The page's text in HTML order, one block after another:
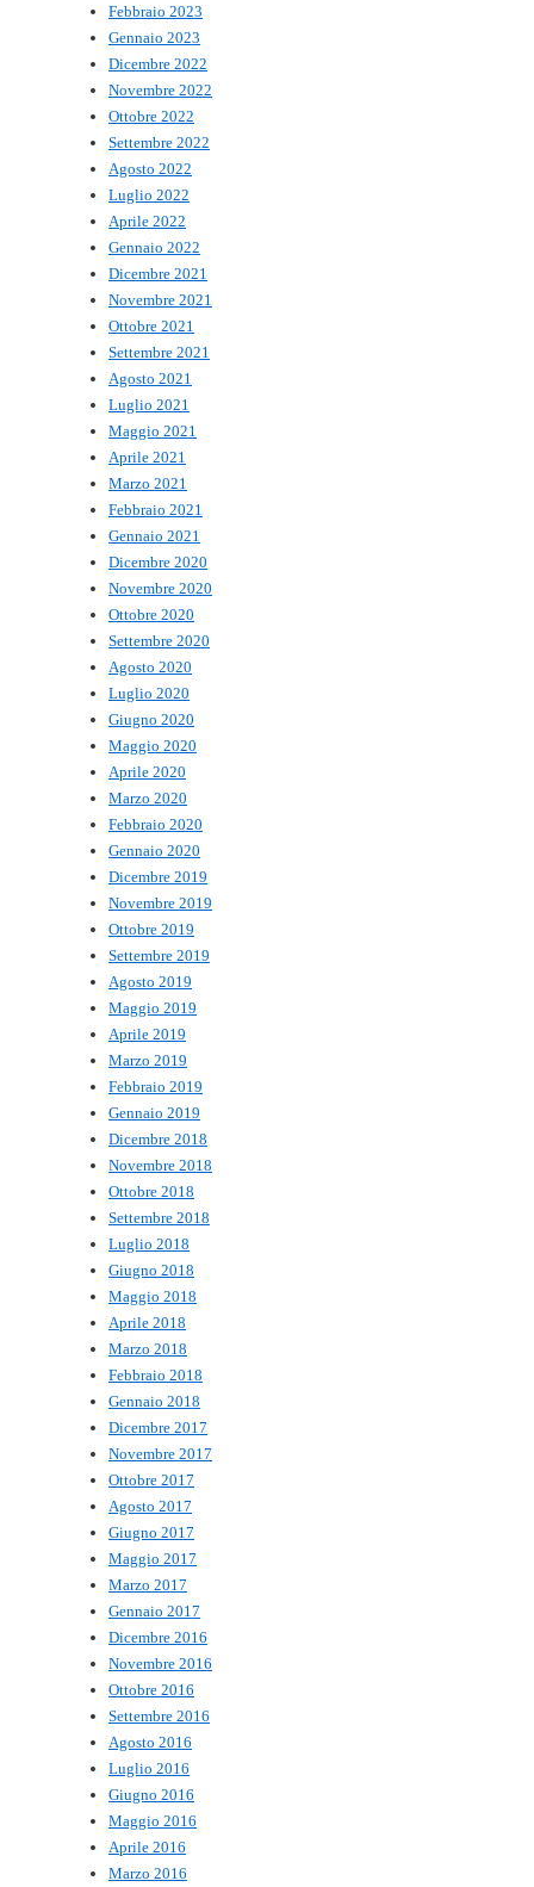
Febbraio 2023
Gennaio 2023
Dicembre 2022
Novembre 2022
Ottobre 2022
Settembre 2022
Agosto 2022
Luglio 2022
Aprile 2022
Gennaio 2022
Dicembre 2021
Novembre 2021
Ottobre 2021
Settembre 2021
Agosto 2021
Luglio 2021
Maggio 2021
Aprile 2021
Marzo 2021
Febbraio 2021
Gennaio 2021
Dicembre 2020
Novembre 2020
Ottobre 2020
Settembre 2020
Agosto 2020
Luglio 2020
Giugno 2020
Maggio 2020
Aprile 2020
Marzo 2020
Febbraio 2020
Gennaio 2020
Dicembre 2019
Novembre 2019
Ottobre 2019
Settembre 2019
Agosto 2019
Maggio 2019
Aprile 2019
Marzo 2019
Febbraio 2019
Gennaio 2019
Dicembre 2018
Novembre 2018
Ottobre 2018
Settembre 2018
Luglio 2018
Giugno 2018
Maggio 2018
Aprile 2018
Marzo 2018
Febbraio 2018
Gennaio 2018
Dicembre 2017
Novembre 2017
Ottobre 2017
Agosto 2017
Giugno 2017
Maggio 2017
Marzo 2017
Gennaio 2017
Dicembre 2016
Novembre 2016
Ottobre 2016
Settembre 2016
Agosto 2016
Luglio 2016
Giugno 2016
Maggio 2016
Aprile 2016
Marzo 2016